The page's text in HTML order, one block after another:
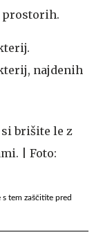
prostorih.
najdenih
tem zaščitite pred